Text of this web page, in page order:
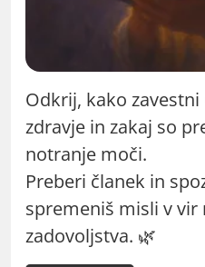
Odkrij, kako
zdravje in zakaj so
notranje moči.
Preberi članek in
spremeniš misli v vir
zadovoljstva. 🌿